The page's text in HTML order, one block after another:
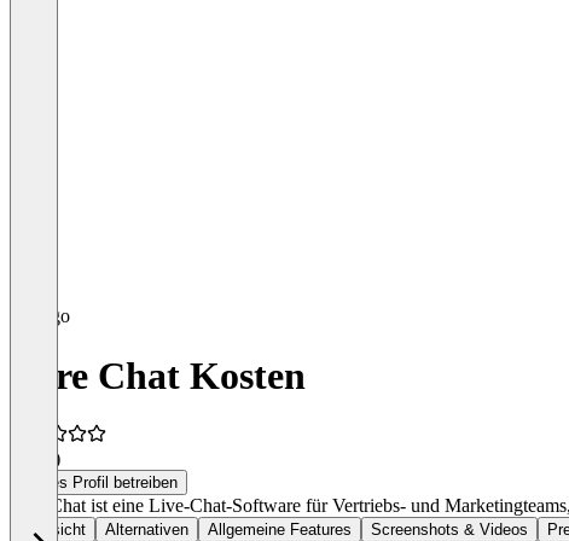
Pure Chat Kosten
(1)
Dieses Profil betreiben
Pure Chat ist eine Live-Chat-Software für Vertriebs- und
Übersicht Alternativen Allgemeine Features Screenshots & Videos